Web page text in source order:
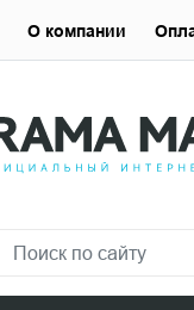
О компании